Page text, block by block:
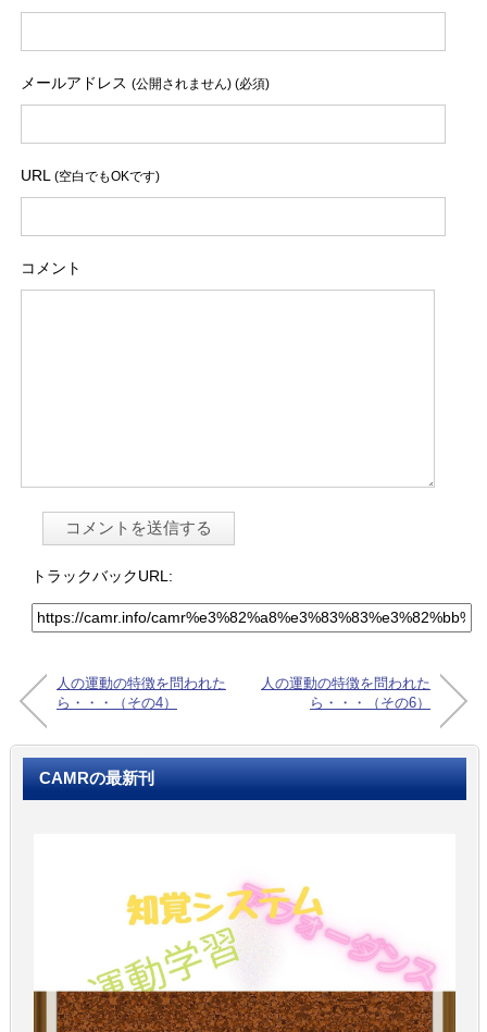
メールアドレス (公開されません) (必須)
URL (空白でもOKです)
コメント
トラックバックURL:
人の運動の特徴を問われた
ら・・・（その4）
人の運動の特徴を問われた
ら・・・（その6）
CAMRの最新刊